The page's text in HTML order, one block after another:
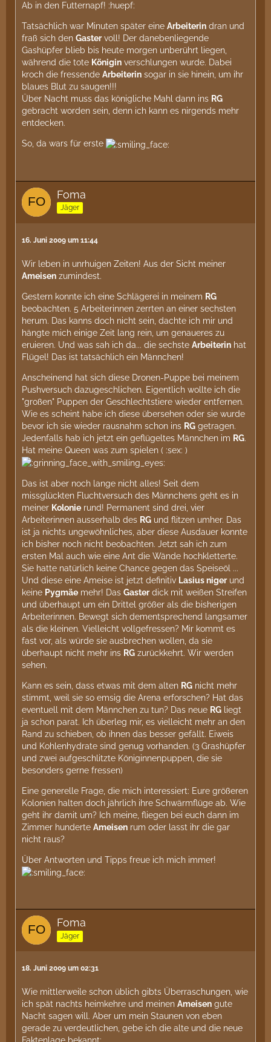
Ab in den Futternapf! :huepf:
Tatsächlich war Minuten später eine Arbeiterin dran und
fraß sich den Gastervoll! Der danebenliegende
Gashüpfer blieb bis heute morgen unberührt liegen,
während die tote Königin verschlungen wurde. Dabei
kroch die fressende Arbeiterin sogar in sie hinein, um ihr
blaues Blut zu saugen!!!
Über Nacht muss das königliche Mahl dann ins RG
gebracht worden sein, denn ich kann es nirgends mehr
entdecken.
So, da wars für erste
Foma
Jäger
16. Juni 2009 um 11:44
Wir leben in unrhuigen Zeiten! Aus der Sicht meiner
Ameisen zumindest.
Gestern konnte ich eine Schlägerei in meinem RG
beobachten. 5 Arbeiterinnen zerrten an einer sechsten
herum. Das kanns doch nicht sein, dachte ich mir und
hängte mich einige Zeit lang rein, um genaueres zu
eruieren. Und was sah ich da... die sechste Arbeiterin hat
Flügel! Das ist tatsächlich ein Männchen!
Anscheinend hat sich diese Dronen-Puppe bei meinem
Pushversuch dazugeschlichen. Eigentlich wollte ich die
"großen" Puppen der Geschlechtstiere wieder entfernen.
Wie es scheint habe ich diese übersehen oder sie wurde
bevor ich sie wieder rausnahm schon ins RG getragen.
Jedenfalls hab ich jetzt ein geflügeltes Männchen im RG.
Hat meine Queen was zum spielen ( :sex: )
Das ist aber noch lange nicht alles! Seit dem
missglückten Fluchtversuch des Männchens geht es in
meiner Kolonie rund! Permanent sind drei, vier
Arbeiterinnen ausserhalb des RG und flitzen umher. Das
ist ja nichts ungewöhnliches, aber diese Ausdauer konnte
ich bisher noch nicht beobachten. Jetzt sah ich zum
ersten Mal auch wie eine Ant die Wände hochkletterte.
Sie hatte natürlich keine Chance gegen das Speiseöl ...
Und diese eine Ameise ist jetzt definitiv Lasius nigerund
keine Pygmäe mehr! Das Gasterdick mit weißen Streifen
und überhaupt um ein Drittel größer als die bisherigen
Arbeiterinnen. Bewegt sich dementsprechend langsamer
als die kleinen. Vielleicht vollgefressen? Mir kommt es
fast vor, als würde sie ausbrechen wollen, da sie
überhaupt nicht mehr ins RG zurückkehrt. Wir werden
sehen.
Kann es sein, dass etwas mit dem alten RG nicht mehr
stimmt, weil sie so emsig die Arena erforschen? Hat das
eventuell mit dem Männchen zu tun? Das neue RG liegt
ja schon parat. Ich überleg mir, es vielleicht mehr an den
Rand zu schieben, ob ihnen das besser gefällt. Eiweis
und Kohlenhydrate sind genug vorhanden. (3 Grashüpfer
und zwei aufgeschlitzte Königinnenpuppen, die sie
besonders gerne fressen)
Eine generelle Frage, die mich interessiert: Eure größeren
Kolonien halten doch jährlich ihre Schwärmflüge ab. Wie
geht ihr damit um? Ich meine, fliegen bei euch dann im
Zimmer hunderte Ameisen rum oder lasst ihr die gar
nicht raus?
Über Antworten und Tipps freue ich mich immer!
Foma
Jäger
18. Juni 2009 um 02:31
Wie mittlerweile schon üblich gibts Überraschungen, wie
ich spät nachts heimkehre und meinen Ameisen gute
Nacht sagen will. Aber um mein Staunen von eben
gerade zu verdeutlichen, gebe ich die alte und die neue